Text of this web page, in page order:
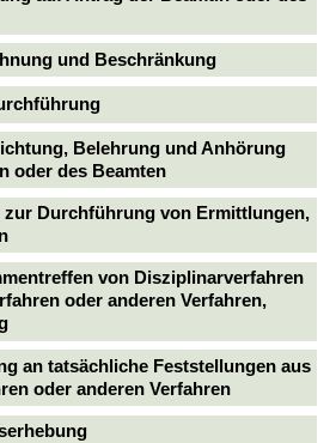
und Beschränkung
Belehrung und Anhörung
oder des Beamten
zur Durchführung von Ermittlungen,
von Disziplinarverfahren
oder anderen Verfahren,
an tatsächliche Feststellungen aus
oder anderen Verfahren